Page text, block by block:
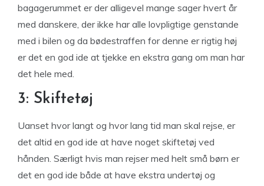
bagagerummet er der alligevel mange sager hvert år
med danskere, der ikke har alle lovpligtige genstande
med i bilen og da bødestraffen for denne er rigtig høj
er det en god ide at tjekke en ekstra gang om man har
det hele med.
3: Skiftetøj
Uanset hvor langt og hvor lang tid man skal rejse, er
det altid en god ide at have noget skiftetøj ved
hånden. Særligt hvis man rejser med helt små børn er
det en god ide både at have ekstra undertøj og